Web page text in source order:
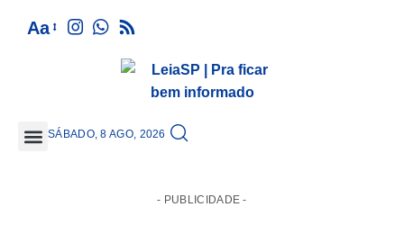
Aa
SÁBADO, 8 AGO, 2026
- PUBLICIDADE -